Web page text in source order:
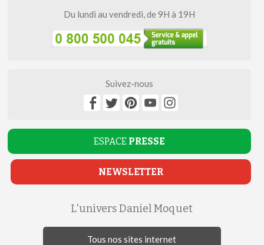
Du lundi au vendredi, de 9H à 19H
Suivez-nous
ESPACE PRESSE
NEWSLETTER
L'univers Daniel Moquet
Tous nos sites internet